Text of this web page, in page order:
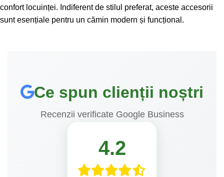
confort locuinței. Indiferent de stilul preferat, aceste accesorii
sunt esențiale pentru un cămin modern și funcțional.
Ce spun clienții noștri
Recenzii verificate Google Business
4.2